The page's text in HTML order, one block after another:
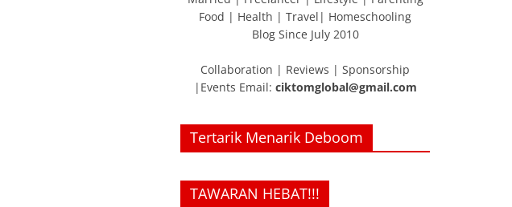
Food | Health | Travel| Homeschooling
Blog Since July 2010
Collaboration | Reviews | Sponsorship
|Events Email: ciktomglobal@gmail.com
Tertarik Menarik Deboom
TAWARAN HEBAT!!!